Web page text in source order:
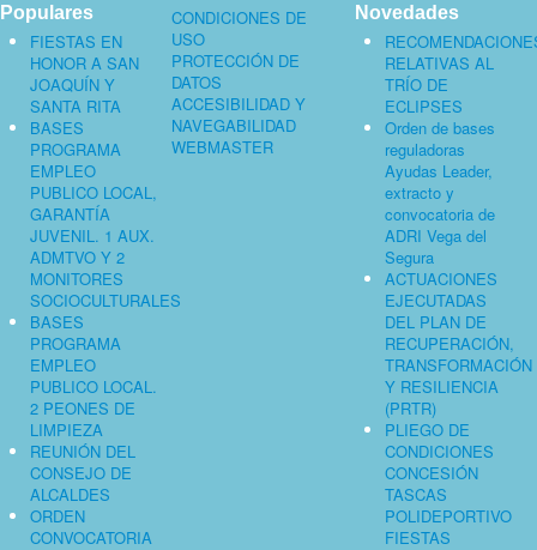
Populares
FIESTAS EN
HONOR A SAN
JOAQUÍN Y
SANTA RITA
BASES
PROGRAMA
EMPLEO
PUBLICO LOCAL,
GARANTÍA
JUVENIL. 1 AUX.
ADMTVO Y 2
MONITORES
SOCIOCULTURALES
BASES
PROGRAMA
EMPLEO
PUBLICO LOCAL.
2 PEONES DE
LIMPIEZA
REUNIÓN DEL
CONSEJO DE
ALCALDES
ORDEN
CONVOCATORIA
CONDICIONES DE
USO
PROTECCIÓN DE
DATOS
ACCESIBILIDAD Y
NAVEGABILIDAD
WEBMASTER
Novedades
RELATIVAS AL
TRÍO DE
ECLIPSES
Orden de bases
reguladoras
Ayudas Leader,
extracto y
convocatoria de
ADRI Vega del
Segura
ACTUACIONES
EJECUTADAS
DEL PLAN DE
RECUPERACIÓN,
TRANSFORMACIÓN
Y RESILIENCIA
(PRTR)
PLIEGO DE
CONDICIONES
CONCESIÓN
TASCAS
POLIDEPORTIVO
FIESTAS